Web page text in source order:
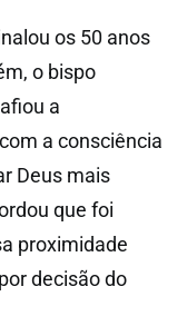
os 50 anos
o bispo
a
a consciência
Deus mais
que foi
proximidade
decisão do